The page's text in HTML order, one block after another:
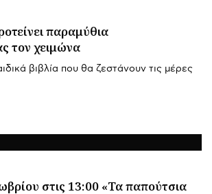
παραμύθια
τον χειμώνα
βιβλία που θα ζεστάνουν τις μέρες
στις 13:00 «Τα παπούτσια